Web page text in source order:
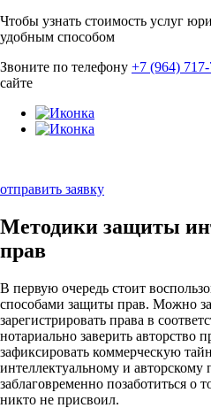
Чтобы узнать стоимость услуг
удобным способом
Звоните по телефону +7 (964)
сайте
отправить заявку
Методики защиты
прав
В первую очередь стоит
способами защиты прав. Можно
зарегистрировать права в
нотариально заверить авторство
зафиксировать коммерческую
интеллектуальному и авторскому
заблаговременно позаботиться о
никто не присвоил.